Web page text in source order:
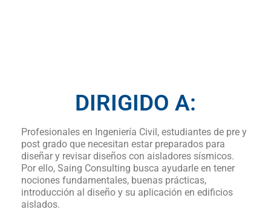
DIRIGIDO A:
Profesionales en Ingeniería Civil, estudiantes de pre y
post grado que necesitan estar preparados para
diseñar y revisar diseños con aisladores sísmicos.
Por ello, Saing Consulting busca ayudarle en tener
nociones fundamentales, buenas prácticas,
introducción al diseño y su aplicación en edificios
aislados.